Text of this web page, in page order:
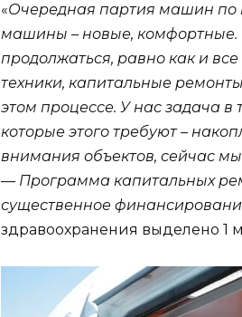
«Очередная партия машин по
машины – новые, комфортные.
продолжаться, равно как и
техники, капитальные
этом процессе. У нас задача в
которые этого требуют –
внимания объектов, сейчас
— Программа капитальных
существенное
здравоохранения выделено 1